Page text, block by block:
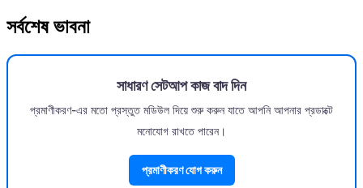
সর্বশেষ ভাবনা
সাধারণ সেটআপ কাজ বাদ দিন
প্রমাণীকরণ-এর মতো প্রস্তুত মডিউল দিয়ে শুরু করুন যাতে আপনি আপনার প্রডাক্টে
মনোযোগ রাখতে পারেন।
প্রমাণীকরণ যোগ করুন